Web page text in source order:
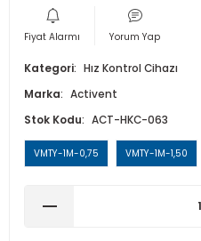
Fiyat Alarmı Yorum Yap
Kategori
Hız Kontrol Cihazı
Marka
Activent
Stok Kodu
ACT-HKC-063
VMTY-1M-0,75 VMTY-1M-1,50